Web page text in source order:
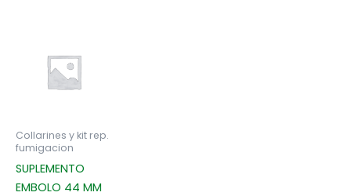
Collarines y kit rep.
fumigacion
SUPLEMENTO
EMBOLO 44 MM